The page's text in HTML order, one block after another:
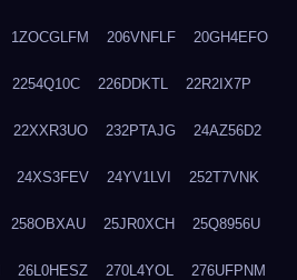
1ZOCGLFM 206VNFLF 20GH4EFO
2254Q10C 226DDKTL 22R2IX7P
22XXR3UO 232PTAJG 24AZ56D2
24XS3FEV 24YV1LVI 252T7VNK
258OBXAU 25JR0XCH 25Q8956U
26L0HESZ 270L4YOL 276UFPNM